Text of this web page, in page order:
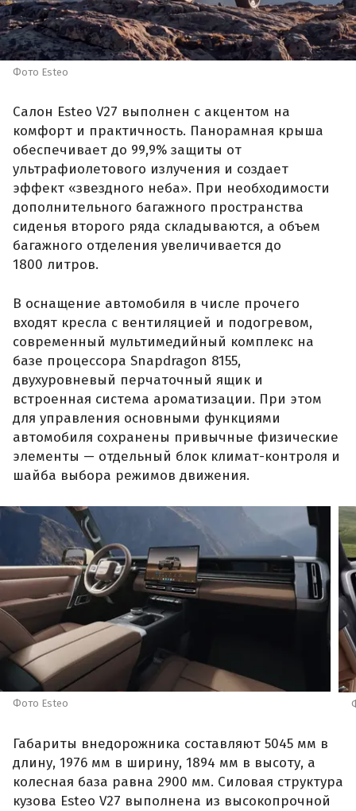
Фото Esteo
Салон Esteo V27 выполнен с акцентом на
комфорт и практичность. Панорамная крыша
обеспечивает до 99,9% защиты от
ультрафиолетового излучения и создает
эффект «звездного неба». При необходимости
дополнительного багажного пространства
сиденья второго ряда складываются, а объем
багажного отделения увеличивается до
1800 литров.
В оснащение автомобиля в числе прочего
входят кресла с вентиляцией и подогревом,
современный мультимедийный комплекс на
базе процессора Snapdragon 8155,
двухуровневый перчаточный ящик и
встроенная система ароматизации. При этом
для управления основными функциями
автомобиля сохранены привычные физические
элементы — отдельный блок климат-контроля и
шайба выбора режимов движения.
Фото Esteo
Габариты внедорожника составляют 5045 мм в
длину, 1976 мм в ширину, 1894 мм в высоту, а
колесная база равна 2900 мм. Силовая структура
кузова Esteo V27 выполнена из высокопрочной